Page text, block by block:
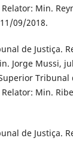
Min.
09/2018.
de Justiça.
Jorge Mussi,
Tribunal
Relator: Min.
de Justiça.